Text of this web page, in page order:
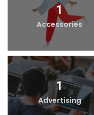
1
Accessories
1
Advertising